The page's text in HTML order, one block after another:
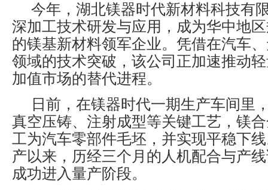
今年，湖北镁器时代新材料科技有
深加工技术研发与应用，成为华中地
的镁基新材料领军企业。凭借在汽车
领域的技术突破，该公司正加速推动
加值市场的替代进程。
日前，在镁器时代一期生产车间里
真空压铸、注射成型等关键工艺，镁
工为汽车零部件毛坯，并实现平稳下
产以来，历经三个月的人机配合与产
成功进入量产阶段。